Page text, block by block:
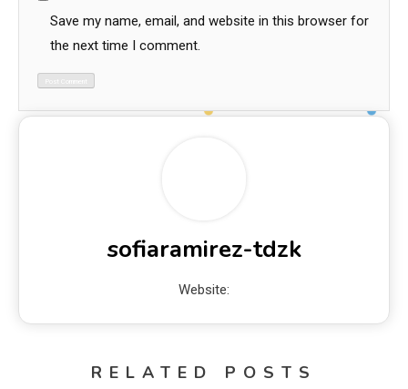
Save my name, email, and website in this browser for
the next time I comment.
sofiaramirez-tdzk
Website:
RELATED POSTS